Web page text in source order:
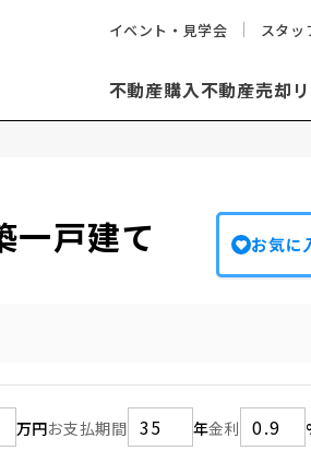
イベント・見学会 スタッ
不動産購入不動産売却
一戸建て お気に
万円お支払期間 年金利